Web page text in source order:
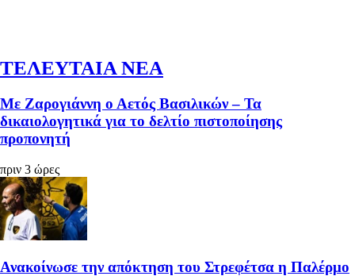
ΤΕΛΕΥΤΑΙΑ ΝΕΑ
Με Ζαρογιάννη ο Αετός Βασιλικών – Τα
δικαιολογητικά για το δελτίο πιστοποίησης
προπονητή
πριν 3 ώρες
Ανακοίνωσε την απόκτηση του Στρεφέτσα η Παλέρμο